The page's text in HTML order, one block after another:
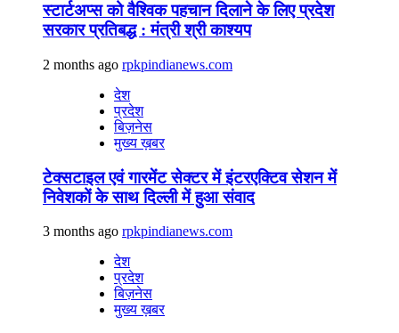
स्टार्टअप्स को वैश्विक पहचान दिलाने के लिए प्रदेश
सरकार प्रतिबद्ध : मंत्री श्री काश्यप
2 months ago rpkpindianews.com
देश
प्रदेश
बिज़नेस
मुख्य ख़बर
टेक्सटाइल एवं गारमेंट सेक्टर में इंटरएक्टिव सेशन में
निवेशकों के साथ दिल्ली में हुआ संवाद
3 months ago rpkpindianews.com
देश
प्रदेश
बिज़नेस
मुख्य ख़बर